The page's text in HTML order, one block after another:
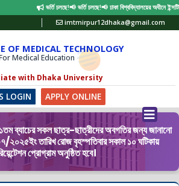
ভর্তি চলছে!📢 ভর্তি চলছে!📢 ঢাকা বিশ্ববিদ্যালয়ের অধীনে
imtmirpur12dhaka@gmail.com
OF MEDICAL TECHNOLOGY
Medical Education
with Dhaka University
LOGIN APPLY ONLINE
ব্যাচের সকল ছাত্র-ছাত্রীদের অবগতির জন্য জানানো
২০২৫ইং তারিখ রোজ বৃহস্পতিবার সকাল ১০ ঘটিকায়
প্রোগ্রাম অনুষ্ঠিত হবে।